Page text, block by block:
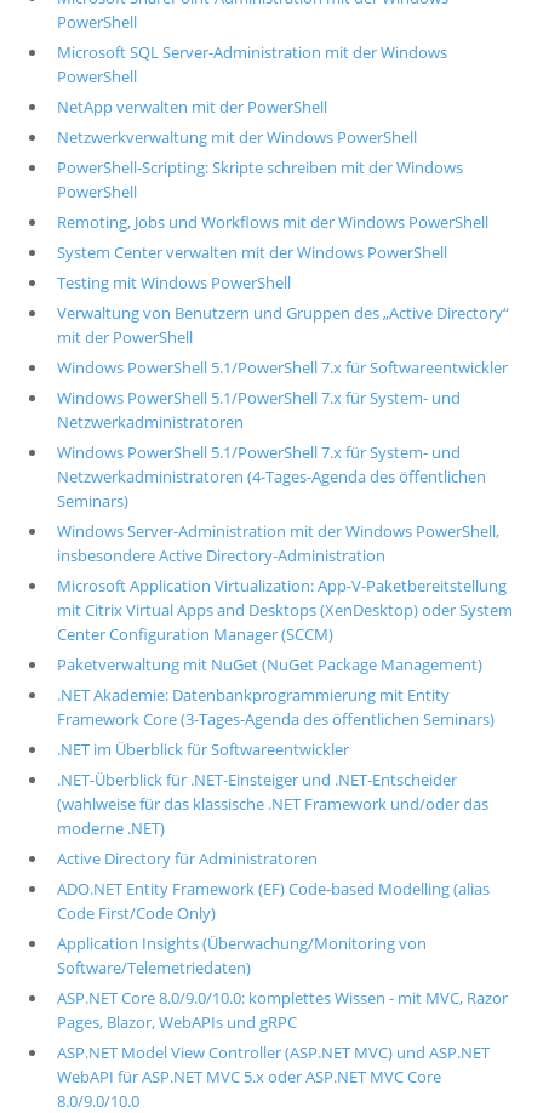
PowerShell
Microsoft SQL Server-Administration mit der Windows
PowerShell
NetApp verwalten mit der PowerShell
Netzwerkverwaltung mit der Windows PowerShell
PowerShell-Scripting: Skripte schreiben mit der Windows
PowerShell
Remoting, Jobs und Workflows mit der Windows PowerShell
System Center verwalten mit der Windows PowerShell
Testing mit Windows PowerShell
Verwaltung von Benutzern und Gruppen des „Active Directory“
mit der PowerShell
Windows PowerShell 5.1/PowerShell 7.x für Softwareentwickler
Windows PowerShell 5.1/PowerShell 7.x für System- und
Netzwerkadministratoren
Windows PowerShell 5.1/PowerShell 7.x für System- und
Netzwerkadministratoren (4-Tages-Agenda des öffentlichen
Seminars)
Windows Server-Administration mit der Windows PowerShell,
insbesondere Active Directory-Administration
Microsoft Application Virtualization: App-V-Paketbereitstellung
mit Citrix Virtual Apps and Desktops (XenDesktop) oder System
Center Configuration Manager (SCCM)
Paketverwaltung mit NuGet (NuGet Package Management)
.NET Akademie: Datenbankprogrammierung mit Entity
Framework Core (3-Tages-Agenda des öffentlichen Seminars)
.NET im Überblick für Softwareentwickler
.NET-Überblick für .NET-Einsteiger und .NET-Entscheider
(wahlweise für das klassische .NET Framework und/oder das
moderne .NET)
Active Directory für Administratoren
ADO.NET Entity Framework (EF) Code-based Modelling (alias
Code First/Code Only)
Application Insights (Überwachung/Monitoring von
Software/Telemetriedaten)
ASP.NET Core 8.0/9.0/10.0: komplettes Wissen - mit MVC, Razor
Pages, Blazor, WebAPIs und gRPC
ASP.NET Model View Controller (ASP.NET MVC) und ASP.NET
WebAPI für ASP.NET MVC 5.x oder ASP.NET MVC Core
8.0/9.0/10.0